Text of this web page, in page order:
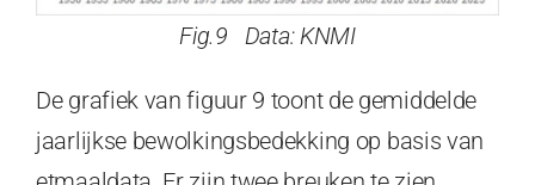
Fig.9 Data: KNMI
De grafiek van figuur 9 toont de gemiddelde
jaarlijkse bewolkingsbedekking op basis van